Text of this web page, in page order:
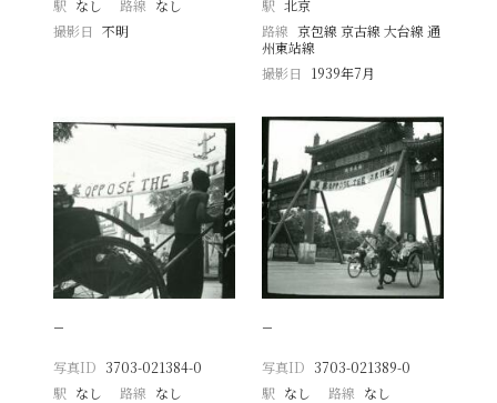
駅 なし 路線 なし
撮影日
不明
駅 北京
路線 京包線 京古線 大台線 通
州東站線
撮影日
1939年7月
−
写真ID 3703-021384-0
駅 なし 路線 なし
−
写真ID 3703-021389-0
駅 なし 路線 なし